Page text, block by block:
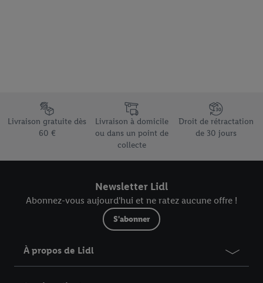
Élément du pied de page avec les différents arguments de
Livraison gratuite dès
60 €
Livraison à domicile
ou dans un point de
collecte
Droit de rétractation
de 30 jours
Newsletter Lidl
Abonnez-vous aujourd'hui et ne ratez aucune offre !
S'abonner
À propos de Lidl